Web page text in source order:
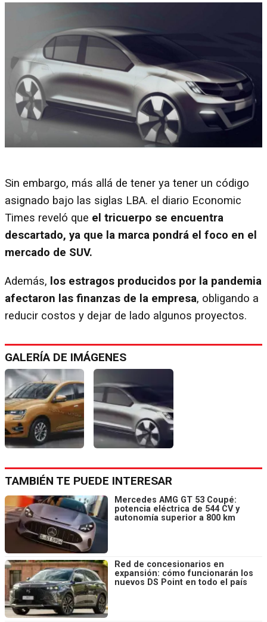
Sin embargo, más allá de tener ya tener un código
asignado bajo las siglas LBA. el diario Economic
Times reveló que el tricuerpo se encuentra
descartado, ya que la marca pondrá el foco en el
mercado de SUV.
Además, los estragos producidos por la pandemia
afectaron las finanzas de la empresa, obligando a
reducir costos y dejar de lado algunos proyectos.
GALERÍA DE IMÁGENES
TAMBIÉN TE PUEDE INTERESAR
Mercedes AMG GT 53 Coupé:
potencia eléctrica de 544 CV y
autonomía superior a 800 km
Red de concesionarios en
expansión: cómo funcionarán los
nuevos DS Point en todo el país